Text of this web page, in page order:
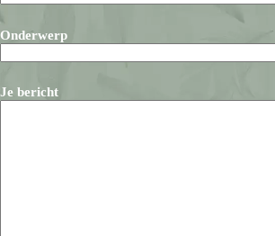
Onderwerp
Je bericht